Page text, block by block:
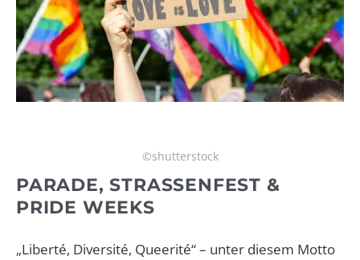
©shutterstock
PARADE, STRASSENFEST & P
RIDE WEEKS
„Liberté, Diversité, Queerité“ – unter diesem Motto